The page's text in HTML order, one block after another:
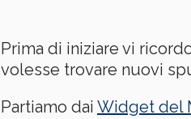
Prima di iniziare vi
volesse trovare nuovi
Partiamo dai Widget del